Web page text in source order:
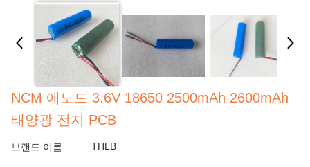
NCM 애노드 3.6V 18650 2500mAh 2600mAh
태양광 전지 PCB
브랜드 이름: THLB